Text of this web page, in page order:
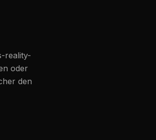
reality-
oder
den